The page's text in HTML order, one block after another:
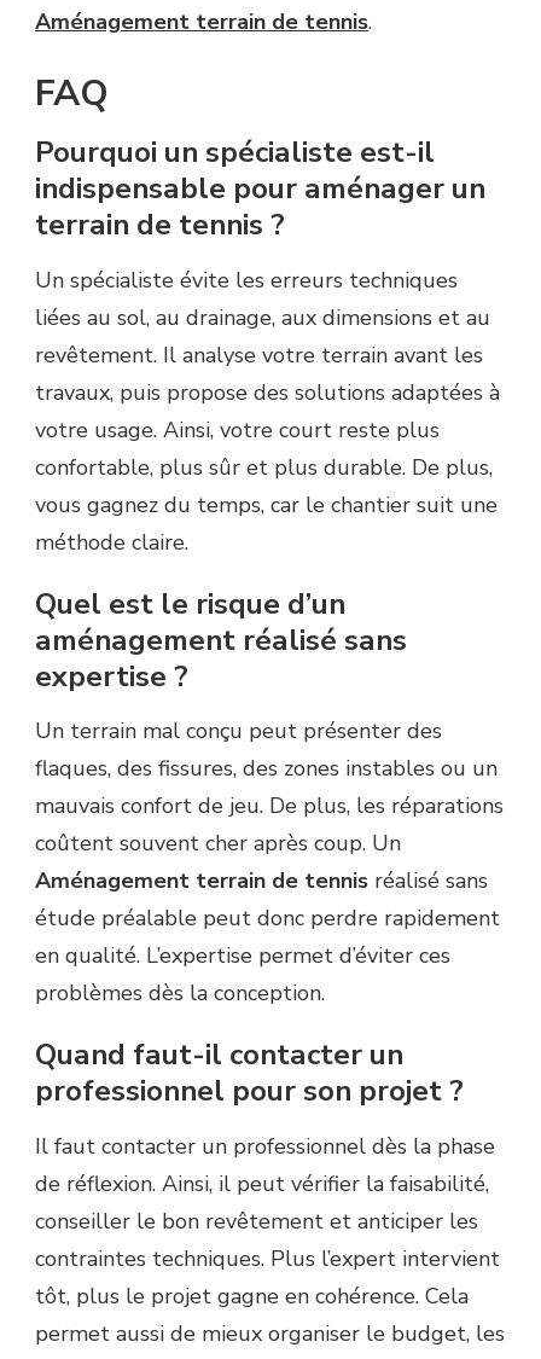
Aménagement terrain de tennis.
FAQ
Pourquoi un spécialiste est-il
indispensable pour aménager un
terrain de tennis ?
Un spécialiste évite les erreurs techniques
liées au sol, au drainage, aux dimensions et au
revêtement. Il analyse votre terrain avant les
travaux, puis propose des solutions adaptées à
votre usage. Ainsi, votre court reste plus
confortable, plus sûr et plus durable. De plus,
vous gagnez du temps, car le chantier suit une
méthode claire.
Quel est le risque d’un
aménagement réalisé sans
expertise ?
Un terrain mal conçu peut présenter des
flaques, des fissures, des zones instables ou un
mauvais confort de jeu. De plus, les réparations
coûtent souvent cher après coup. Un
Aménagement terrain de tennis réalisé sans
étude préalable peut donc perdre rapidement
en qualité. L’expertise permet d’éviter ces
problèmes dès la conception.
Quand faut-il contacter un
professionnel pour son projet ?
Il faut contacter un professionnel dès la phase
de réflexion. Ainsi, il peut vérifier la faisabilité,
conseiller le bon revêtement et anticiper les
contraintes techniques. Plus l’expert intervient
tôt, plus le projet gagne en cohérence. Cela
permet aussi de mieux organiser le budget, les